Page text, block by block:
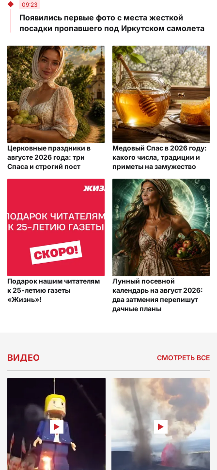
09:23
Появились первые фото с места жесткой
посадки пропавшего под Иркутском самолета
Церковные праздники в
августе 2026 года: три
Спаса и строгий пост
Медовый Спас в 2026 году:
какого числа, традиции и
приметы на замужество
Подарок нашим читателям
к 25-летию газеты
«Жизнь»!
Лунный посевной
календарь на август 2026:
два затмения перепишут
дачные планы
ВИДЕО СМОТРЕТЬ ВСЕ